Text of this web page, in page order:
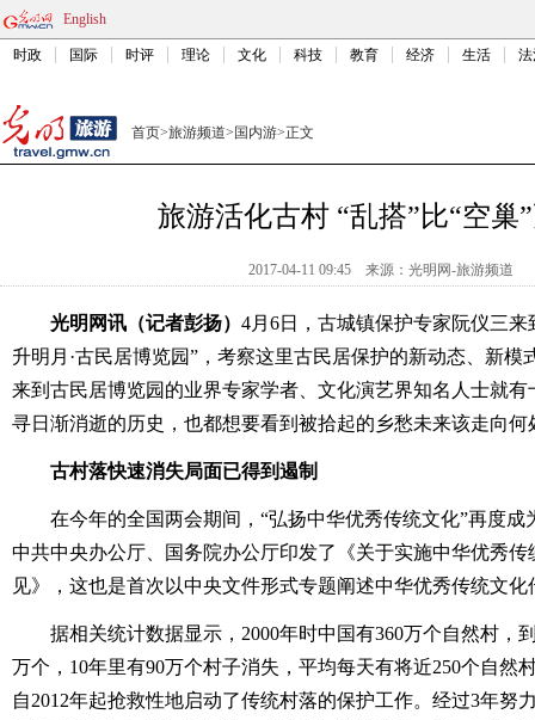
English
时政 国际 时评 理论 文化 科技 教育 经济 生活
首页>旅游频道> 国内游>正文
旅游活化古村 “乱搭”比“空巢
2017-04-11 09:45 来源： 光明网-旅游频道
光明网讯（记者彭扬） 4月6日，古城镇保护专家阮仪三
升明月·古民居博览园”，考察这里古民居保护的新动态、新模
来到古民居博览园的业界专家学者、文化演艺界知名人士就
寻日渐消逝的历史，也都想要看到被拾起的乡愁未来该走向何
古村落快速消失局面已得到遏制
在今年的全国两会期间，“弘扬中华优秀传统文化”再度成
中共中央办公厅、国务院办公厅印发了《关于实施中华优秀
见》，这也是首次以中央文件形式专题阐述中华优秀传统文化
据相关统计数据显示，2000年时中国有360万个自然村，到
万个，10年里有90万个村子消失，平均每天有将近250个自然
自2012年起抢救性地启动了传统村落的保护工作。经过3年努